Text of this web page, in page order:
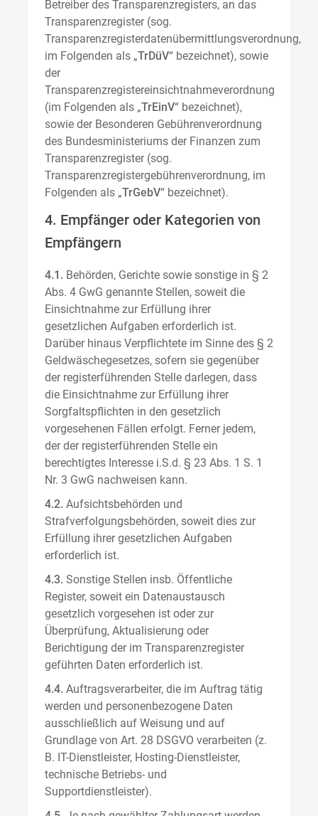
Betreiber des Transparenzregisters, an das
Transparenzregister (sog.
Transparenzregisterdatenübermittlungsverordnung,
im Folgenden als „TrDüV“ bezeichnet), sowie
der
Transparenzregistereinsichtnahmeverordnung
(im Folgenden als „TrEinV“ bezeichnet),
sowie der Besonderen Gebührenverordnung
des Bundesministeriums der Finanzen zum
Transparenzregister (sog.
Transparenzregistergebührenverordnung, im
Folgenden als „TrGebV“ bezeichnet).
4. Empfänger oder Kategorien von
Empfängern
4.1. Behörden, Gerichte sowie sonstige in § 2
Abs. 4 GwG genannte Stellen, soweit die
Einsichtnahme zur Erfüllung ihrer
gesetzlichen Aufgaben erforderlich ist.
Darüber hinaus Verpflichtete im Sinne des § 2
Geldwäschegesetzes, sofern sie gegenüber
der registerführenden Stelle darlegen, dass
die Einsichtnahme zur Erfüllung ihrer
Sorgfaltspflichten in den gesetzlich
vorgesehenen Fällen erfolgt. Ferner jedem,
der der registerführenden Stelle ein
berechtigtes Interesse i.S.d. § 23 Abs. 1 S. 1
Nr. 3 GwG nachweisen kann.
4.2. Aufsichtsbehörden und
Strafverfolgungsbehörden, soweit dies zur
Erfüllung ihrer gesetzlichen Aufgaben
erforderlich ist.
4.3. Sonstige Stellen insb. Öffentliche
Register, soweit ein Datenaustausch
gesetzlich vorgesehen ist oder zur
Überprüfung, Aktualisierung oder
Berichtigung der im Transparenzregister
geführten Daten erforderlich ist.
4.4. Auftragsverarbeiter, die im Auftrag tätig
werden und personenbezogene Daten
ausschließlich auf Weisung und auf
Grundlage von Art. 28 DSGVO verarbeiten (z.
B. IT-Dienstleister, Hosting-Dienstleister,
technische Betriebs- und
Supportdienstleister).